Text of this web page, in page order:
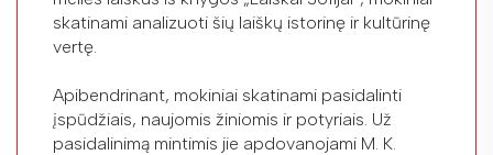
skatinami analizuoti šių laiškų istorinę ir kultūrinę
vertę.
Apibendrinant, mokiniai skatinami pasidalinti
įspūdžiais, naujomis žiniomis ir potyriais. Už
pasidalinimą mintimis jie apdovanojami M. K.